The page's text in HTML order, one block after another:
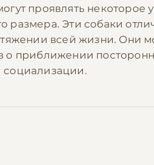
проявлять некоторое
размера. Эти собаки
всей жизни. Они
о приближении